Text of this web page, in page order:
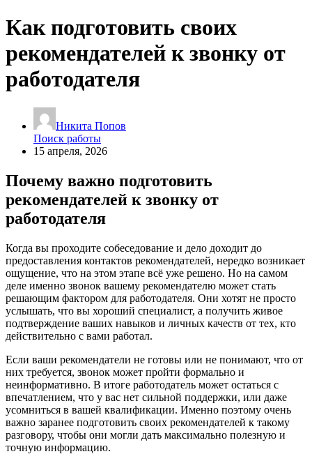
Как подготовить своих
рекомендателей к звонку от
работодателя
Никита Попов
Поиск работы
15 апреля, 2026
Почему важно подготовить
рекомендателей к звонку от
работодателя
Когда вы проходите собеседование и дело доходит до
предоставления контактов рекомендателей, нередко возникает
ощущение, что на этом этапе всё уже решено. Но на самом
деле именно звонок вашему рекомендателю может стать
решающим фактором для работодателя. Они хотят не просто
услышать, что вы хороший специалист, а получить живое
подтверждение ваших навыков и личных качеств от тех, кто
действительно с вами работал.
Если ваши рекомендатели не готовы или не понимают, что от
них требуется, звонок может пройти формально и
неинформативно. В итоге работодатель может остаться с
впечатлением, что у вас нет сильной поддержки, или даже
усомниться в вашей квалификации. Именно поэтому очень
важно заранее подготовить своих рекомендателей к такому
разговору, чтобы они могли дать максимально полезную и
точную информацию.